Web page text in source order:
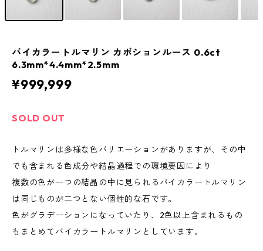
バイカラートルマリン カボションルース 0.6ct
6.3mm*4.4mm*2.5mm
¥999,999
SOLD OUT
トルマリンは多様な色バリエーションがありますが、その中
でも含まれる色成分や結晶過程での環境要因により
複数の色が一つの結晶の中に見られるバイカラートルマリン
は同じものが二つとない個性的な石です。
色がグラデーションになっていたり、2色以上含まれるもの
もまとめてバイカラートルマリンとしています。